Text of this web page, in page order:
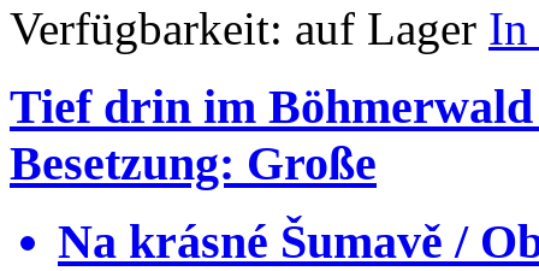
Verfügbarkeit: auf Lager In
Tief drin im
Besetzung: Große
Na krásné Šumavě /